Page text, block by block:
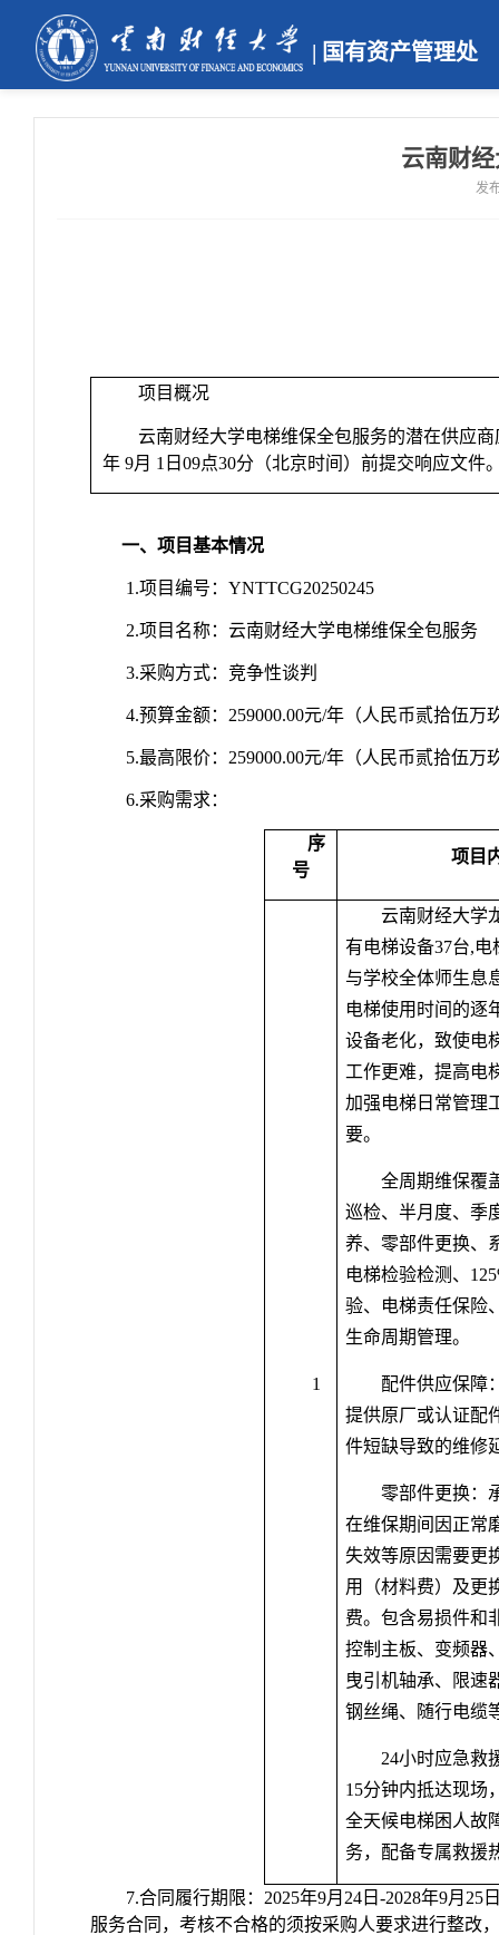
| 国有资产管理处
云南财
发
项目概况
云南财经大学电梯维保全包服务的潜在供应
年 9月 1 日 09点30分（北京时间）前提交响应文件
一、项目基本情况
1.项目编号： YNTTCG20250245
2.项目名称：云南财经大学电梯维保全包服务
3.采购方式：竞争性谈判
4.预算金额： 259000.00元/年（人民币贰拾伍万
5.最高限价： 259000.00元/年（人民币贰拾伍万
6.采购需求：
序
号
项目
1
云南财经大学
有电梯设备37台,电
与学校全体师生息
电梯使用时间的逐
设备老化，致使电
工作更难，提高电
加强电梯日常管理
要。
全周期维保覆
巡检、半月度、季
养、零部件更换、
电梯检验检测、
验、电梯责任保险
生命周期管理。
配件供应保障
提供原厂或认证配
件短缺导致的维修
零部件更换：
在维保期间因正常
失效等原因需要更
用（材料费）及更
费。包含易损件和
控制主板、变频器
曳引机轴承、限速
钢丝绳、随行电缆
24小时应急救
15分钟内抵达现场
全天候电梯困人故
务，配备专属救援
7.合同履行期限： 2025年9月 24 日 -2028年9月 25
服务合同，考核不合格的须按采购人要求进行整改